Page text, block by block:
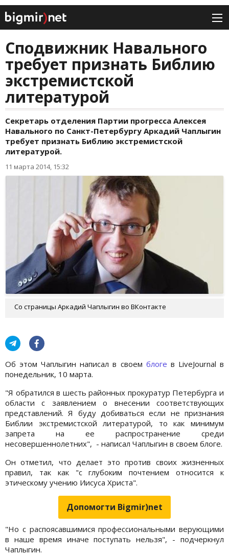
Сподвижник Навального
требует признать Библию
экстремистской
литературой
Секретарь отделения Партии прогресса Алексея
Навального по Санкт-Петербургу Аркадий Чаплыгин
требует признать Библию экстремистской
литературой.
11 марта 2014, 15:32
Со страницы Аркадий Чаплыгин во ВКонтакте
Об этом Чаплыгин написал в своем блоге в LiveJournal в
понедельник, 10 марта.
"Я обратился в шесть районных прокуратур Петербурга и
области с заявлением о внесении соответствующих
представлений. Я буду добиваться если не признания
Библии экстремистской литературой, то как минимум
запрета на ее распространение среди
несовершеннолетних", - написал Чаплыгин в своем блоге.
Он отметил, что делает это против своих жизненных
правил, так как "с глубоким почтением относится к
этическому учению Иисуса Христа".
Допомогти Bigmir)net
"Но с распоясавшимися профессиональными верующими
в наше время иначе поступать нельзя", - подчеркнул
Чаплыгин.